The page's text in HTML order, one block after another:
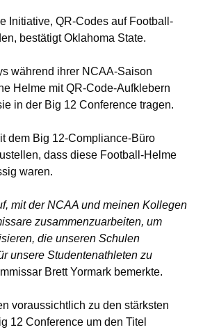
Initiative, QR-Codes auf Football-
bestätigt Oklahoma State.
während ihrer NCAA-Saison
Helme mit QR-Code-Aufklebern
in der Big 12 Conference tragen.
dem Big 12-Compliance-Büro
dass diese Football-Helme
waren.
mit der NCAA und meinen Kollegen
zusammenzuarbeiten, um
die unseren Schulen
unsere Studentenathleten zu
Brett Yormark bemerkte.
voraussichtlich zu den stärksten
12 Conference um den Titel